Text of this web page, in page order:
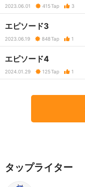
2023.06.01 415Tap 3
エピソード3
2023.06.19 848Tap 1
エピソード4
2024.01.29 125Tap 1
タップライター